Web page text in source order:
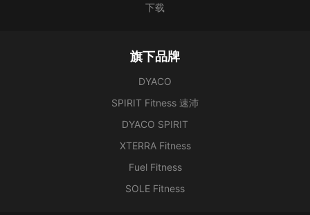
下载
旗下品牌
DYACO
SPIRIT Fitness 速沛
DYACO SPIRIT
XTERRA Fitness
Fuel Fitness
SOLE Fitness